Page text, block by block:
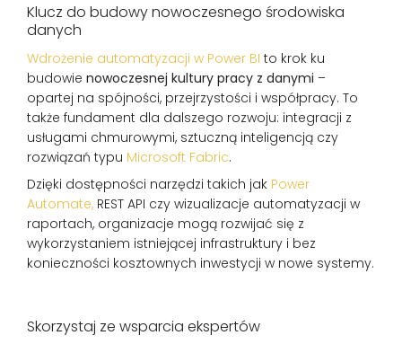
Klucz do budowy nowoczesnego środowiska
danych
Wdrożenie automatyzacji w Power BI to krok ku
budowie nowoczesnej kultury pracy z danymi –
opartej na spójności, przejrzystości i współpracy. To
także fundament dla dalszego rozwoju: integracji z
usługami chmurowymi, sztuczną inteligencją czy
rozwiązań typu Microsoft Fabric.
Dzięki dostępności narzędzi takich jak Power
Automate, REST API czy wizualizacje automatyzacji w
raportach, organizacje mogą rozwijać się z
wykorzystaniem istniejącej infrastruktury i bez
konieczności kosztownych inwestycji w nowe systemy.
Skorzystaj ze wsparcia ekspertów